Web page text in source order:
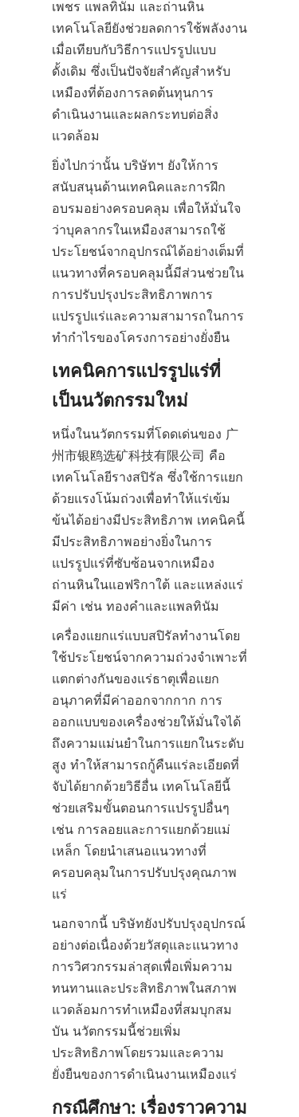
เพชร แพลทินัม และถ่านหิน
เทคโนโลยียังช่วยลดการใช้พลังงาน
เมื่อเทียบกับวิธีการแปรรูปแบบ
ดั้งเดิม ซึ่งเป็นปัจจัยสำคัญสำหรับ
เหมืองที่ต้องการลดต้นทุนการ
ดำเนินงานและผลกระทบต่อสิ่ง
ยิ่งไปกว่านั้น บริษัทฯ ยังให้การ
สนับสนุนด้านเทคนิคและการฝึก
อบรมอย่างครอบคลุม เพื่อให้มั่นใจ
ว่าบุคลากรในเหมืองสามารถใช้
ประโยชน์จากอุปกรณ์ได้อย่างเต็มที่
แนวทางที่ครอบคลุมนี้มีส่วนช่วยใน
การปรับปรุงประสิทธิภาพการ
แปรรูปแร่และความสามารถในการ
เทคนิคการแปรรูปแร่ที่
หนึ่งในนวัตกรรมที่โดดเด่นของ 广
州市银鸥选矿科技有限公司 คือ
เทคโนโลยีรางสปิรัล ซึ่งใช้การแยก
ด้วยแรงโน้มถ่วงเพื่อทำให้แร่เข้ม
ข้นได้อย่างมีประสิทธิภาพ เทคนิคนี้
มีประสิทธิภาพอย่างยิ่งในการ
แปรรูปแร่ที่ซับซ้อนจากเหมือง
ถ่านหินในแอฟริกาใต้ และแหล่งแร่
เครื่องแยกแร่แบบสปิรัลทำงานโดย
ใช้ประโยชน์จากความถ่วงจำเพาะที่
แตกต่างกันของแร่ธาตุเพื่อแยก
อนุภาคที่มีค่าออกจากกาก การ
ออกแบบของเครื่องช่วยให้มั่นใจได้
ถึงความแม่นยำในการแยกในระดับ
สูง ทำให้สามารถกู้คืนแร่ละเอียดที่
จับได้ยากด้วยวิธีอื่น เทคโนโลยีนี้
ช่วยเสริมขั้นตอนการแปรรูปอื่นๆ
เช่น การลอยและการแยกด้วยแม่
เหล็ก โดยนำเสนอแนวทางที่
ครอบคลุมในการปรับปรุงคุณภาพ
นอกจากนี้ บริษัทยังปรับปรุงอุปกรณ์
อย่างต่อเนื่องด้วยวัสดุและแนวทาง
การวิศวกรรมล่าสุดเพื่อเพิ่มความ
ทนทานและประสิทธิภาพในสภาพ
แวดล้อมการทำเหมืองที่สมบุกสม
บัน นวัตกรรมนี้ช่วยเพิ่ม
ประสิทธิภาพโดยรวมและความ
กรณีศึกษา: เรื่องราวความ